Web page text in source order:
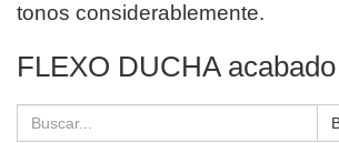
tonos considerablemente.
FLEXO DUCHA